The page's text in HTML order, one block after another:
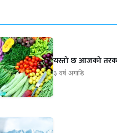
यस्तो छ आजको
३ वर्ष अगाडि